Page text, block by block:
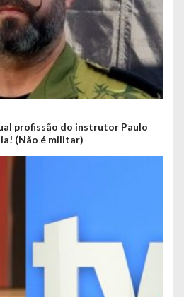
profissão do instrutor Paulo
(Não é militar)